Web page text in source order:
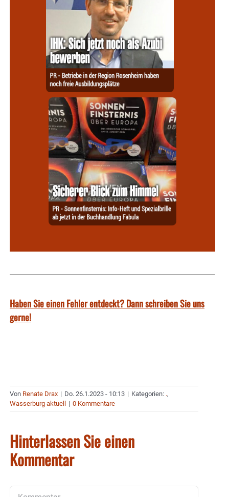
Haben Sie einen Fehler entdeckt? Dann schreiben Sie uns
gerne!
Von Renate Drax | Do. 26.1.2023 - 10:13 | Kategorien: .,
Wasserburg aktuell
| 0 Kommentare
Hinterlassen Sie einen
Kommentar